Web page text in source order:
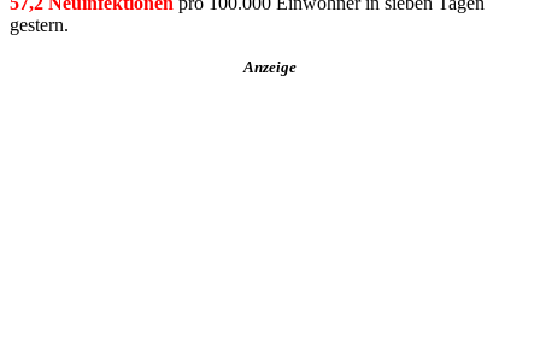
gestern.
Anzeige